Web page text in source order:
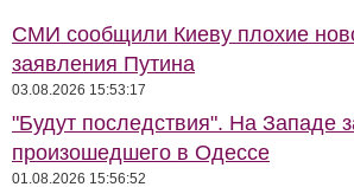
СМИ сообщили Киеву плохие
заявления Путина
03.08.2026 15:53:17
"Будут последствия". На Западе
произошедшего в Одессе
01.08.2026 15:56:52